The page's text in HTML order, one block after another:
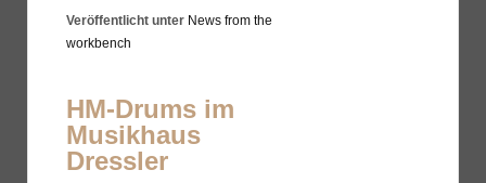
Veröffentlicht unter News from the
workbench
HM-Drums im
Musikhaus
Dressler